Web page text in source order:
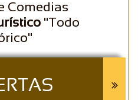
Comedias
"Todo
